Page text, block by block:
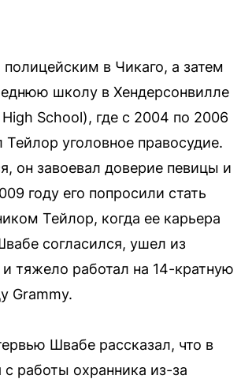
в Чикаго, а затем
школу в Хендерсонвилле
School), где с 2004 по 2006
Тейлор уголовное правосудие.
он завоевал доверие певицы и
году его попросили стать
Тейлор, когда ее карьера
согласился, ушел из
тяжело работал на 14-кратную
Grammy.
Швабе рассказал, что в
с работы охранника из-за